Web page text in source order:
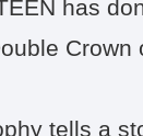
has